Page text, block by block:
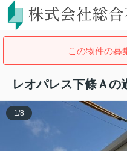
この物件の募
レオパレス下條Ａの
1/8